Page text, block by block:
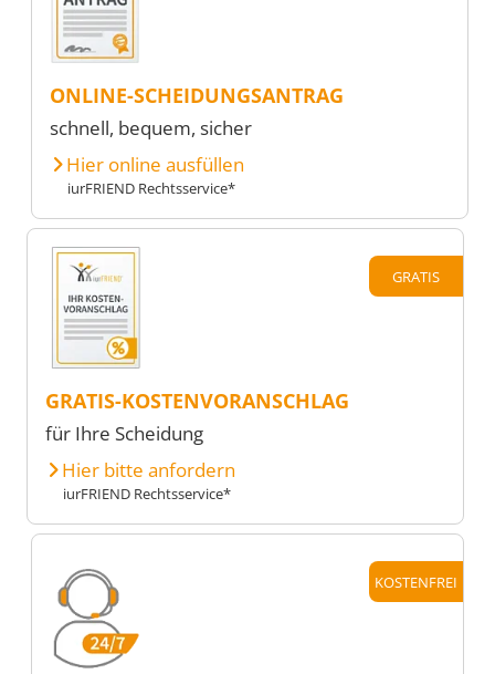
ONLINE-SCHEIDUNGSANTRAG
schnell, bequem, sicher
Hier online ausfüllen
iurFRIEND Rechtsservice*
GRATIS
GRATIS-KOSTENVORANSCHLAG
für Ihre Scheidung
Hier bitte anfordern
iurFRIEND Rechtsservice*
KOSTENFREI